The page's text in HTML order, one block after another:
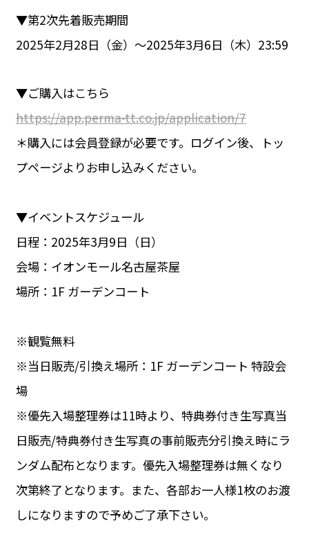
▼第2次先着販売期間
2025年2月28日（金）〜2025年3月6日（木）23:59
▼ご購入はこちら
https://app.perma-tt.co.jp/application/7
＊購入には会員登録が必要です。ログイン後、トッ
プページよりお申し込みください。
▼イベントスケジュール
日程：2025年3月9日（日）
会場：イオンモール名古屋茶屋
場所：1F ガーデンコート
※観覧無料
※当日販売/引換え場所：1F ガーデンコート 特設会
場
※優先入場整理券は11時より、特典券付き生写真当
日販売/特典券付き生写真の事前販売分引換え時にラ
ンダム配布となります。優先入場整理券は無くなり
次第終了となります。また、各部お一人様1枚のお渡
しになりますので予めご了承下さい。